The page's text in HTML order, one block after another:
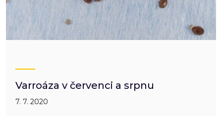
Varroáza v červenci a srpnu
7. 7. 2020